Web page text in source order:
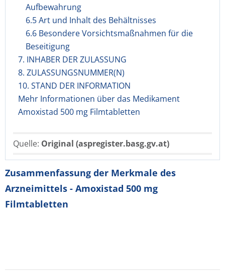
Aufbewahrung
6.5 Art und Inhalt des Behältnisses
6.6 Besondere Vorsichtsmaßnahmen für die
Beseitigung
7. INHABER DER ZULASSUNG
8. ZULASSUNGSNUMMER(N)
10. STAND DER INFORMATION
Mehr Informationen über das Medikament
Amoxistad 500 mg Filmtabletten
Quelle: Original (aspregister.basg.gv.at)
Zusammenfassung der Merkmale des
Arzneimittels - Amoxistad 500 mg
Filmtabletten